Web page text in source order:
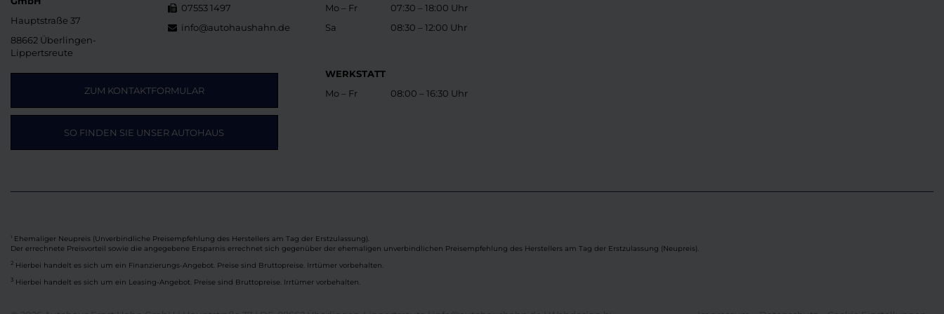
Hauptstraße 37
88662 Überlingen-
Lippertsreute
07553 1497
info@autohaushahn.de
ZUM KONTAKTFORMULAR
SO FINDEN SIE UNSER AUTOHAUS
Mo – Fr
Sa
07:30 – 18:00 Uhr
08:30 – 12:00 Uhr
WERKSTATT
Mo – Fr
08:00 – 16:30 Uhr
Ehemaliger Neupreis (Unverbindliche Preisempfehlung des Herstellers am Tag der Erstzulassung).
Der errechnete Preisvorteil sowie die angegebene Ersparnis errechnet sich gegenüber der ehemaligen unverbindlichen Preisempfehlung des Herstellers am Tag der Erstzulassung (Neupreis).
2 Hierbei handelt es sich um ein Finanzierungs-Angebot. Preise sind Bruttopreise. Irrtümer vorbehalten.
3 Hierbei handelt es sich um ein Leasing-Angebot. Preise sind Bruttopreise. Irrtümer vorbehalten.